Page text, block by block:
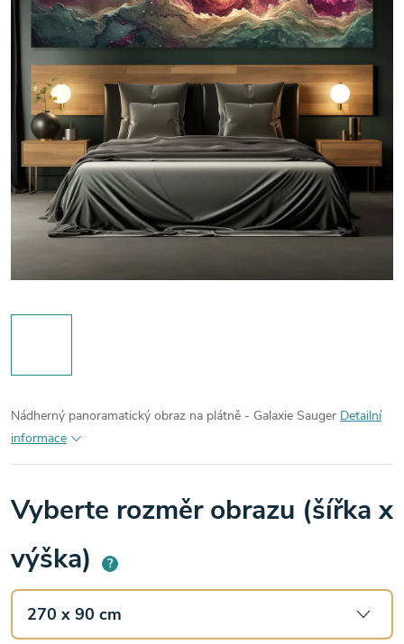
Nádherný panoramatický obraz na plátně - Galaxie Sauger Detailní
informace
Vyberte rozměr obrazu (šířka x
výška)
?